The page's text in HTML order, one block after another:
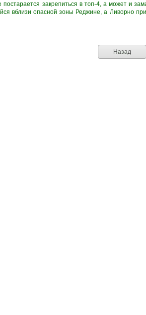
закрепиться в топ-4, а может и
вблизи опасной зоны Реджине, а Ливорно
Назад